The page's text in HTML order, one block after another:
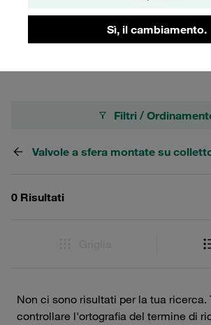
Sì, il cambiamento.
seconda delle dimensioni e della
materiali della valvola a sfera).
Filtri /
Valvole a sfera montate su
0 Risultati
Non ci sono risultati per la tua ricerca.
controllare l'ortografia del termine di